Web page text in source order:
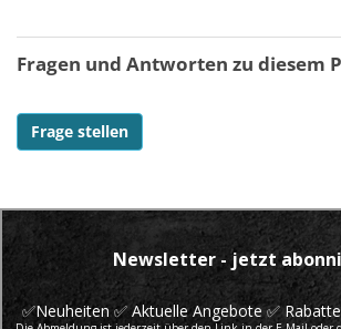
Fragen und Antworten zu diesem
Frage stellen